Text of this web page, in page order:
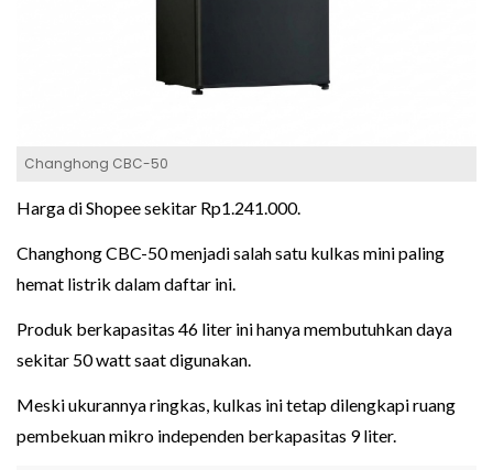
Changhong CBC-50
Harga di Shopee sekitar Rp1.241.000.
Changhong CBC-50 menjadi salah satu kulkas mini paling
hemat listrik dalam daftar ini.
Produk berkapasitas 46 liter ini hanya membutuhkan daya
sekitar 50 watt saat digunakan.
Meski ukurannya ringkas, kulkas ini tetap dilengkapi ruang
pembekuan mikro independen berkapasitas 9 liter.